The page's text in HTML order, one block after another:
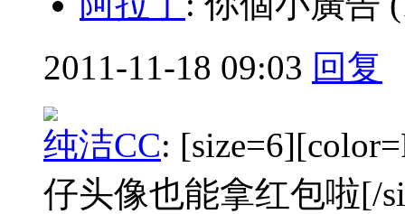
2011-11-18 09:03 回复
纯洁CC:
仔头像也能拿红包啦[/